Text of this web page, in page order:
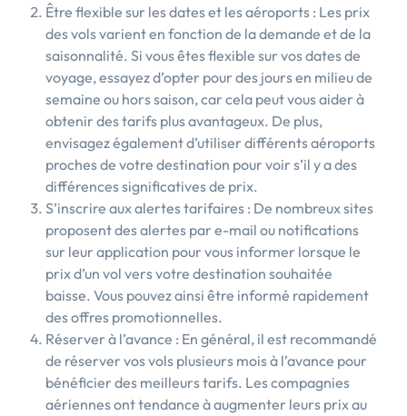
Être flexible sur les dates et les aéroports : Les prix
des vols varient en fonction de la demande et de la
saisonnalité. Si vous êtes flexible sur vos dates de
voyage, essayez d’opter pour des jours en milieu de
semaine ou hors saison, car cela peut vous aider à
obtenir des tarifs plus avantageux. De plus,
envisagez également d’utiliser différents aéroports
proches de votre destination pour voir s’il y a des
différences significatives de prix.
S’inscrire aux alertes tarifaires : De nombreux sites
proposent des alertes par e-mail ou notifications
sur leur application pour vous informer lorsque le
prix d’un vol vers votre destination souhaitée
baisse. Vous pouvez ainsi être informé rapidement
des offres promotionnelles.
Réserver à l’avance : En général, il est recommandé
de réserver vos vols plusieurs mois à l’avance pour
bénéficier des meilleurs tarifs. Les compagnies
aériennes ont tendance à augmenter leurs prix au